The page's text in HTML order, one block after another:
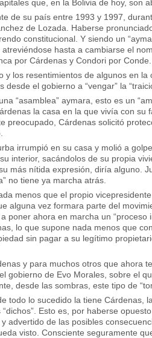
que, en la Bolivia de hoy, son
de su país entre 1993 y 1997,
de Lozada. Haberse
constitucional. Y siendo un
hasta a cambiarse el
por Cárdenas y Condori por Conde.
y los resentimientos de algunos en la
desde el gobierno a “vengar” la
“asamblea” aymara, esto es un
la casa en la que vivía con su
preocupado, Cárdenas solicitó
irrumpió en su casa y molió a
interior, sacándolos de su propia
más nítida expresión, diría alguno.
no tiene ya marcha atrás.
menos que el propio
alguna vez formara parte del
poner ahora en marcha un “proceso
lo que supone nada menos que
sin pagar a su legítimo
y para muchos otros que ahora
gobierno de Evo Morales, sobre el
desde las sombras, este tipo de
todo lo sucedido la tiene Cárdenas,
“dichos”. Esto es, por haberse
advertido de las posibles
visto. Consciente seguramente